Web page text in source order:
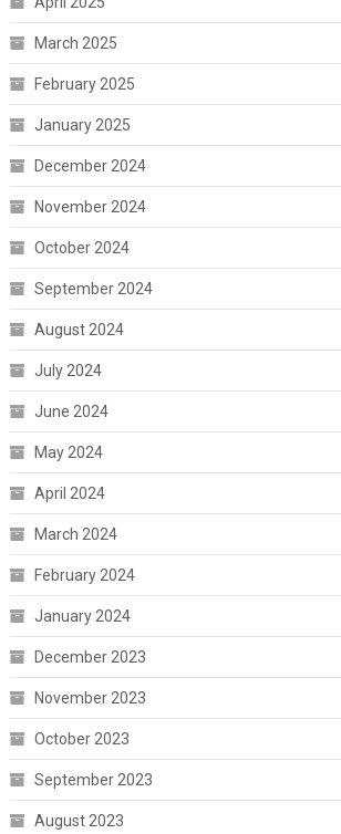
March 2025
February 2025
January 2025
December 2024
November 2024
October 2024
September 2024
August 2024
July 2024
June 2024
May 2024
April 2024
March 2024
February 2024
January 2024
December 2023
November 2023
October 2023
September 2023
August 2023